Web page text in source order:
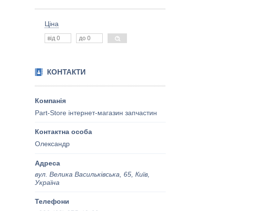
Ціна
КОНТАКТИ
Part-Store інтернет-магазин запчастин
Олександр
вул. Велика Васильківська, 65, Київ,
Україна